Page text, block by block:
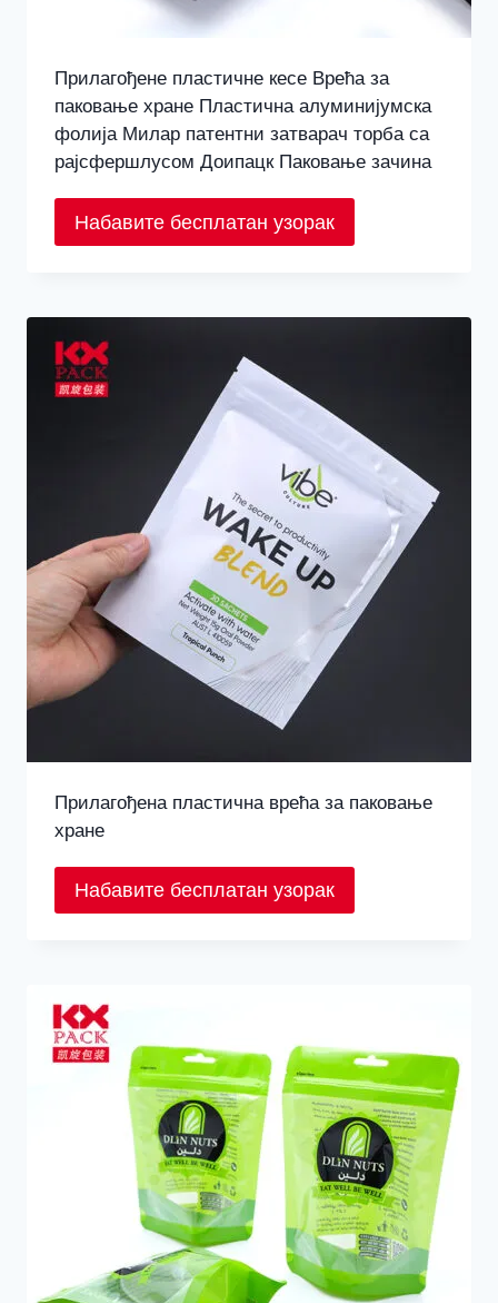
Прилагођене пластичне кесе Врећа за
паковање хране Пластична алуминијумска
фолија Милар патентни затварач торба са
рајсфершлусом Доипацк Паковање зачина
Набавите бесплатан узорак
Прилагођена пластична врећа за паковање
хране
Набавите бесплатан узорак